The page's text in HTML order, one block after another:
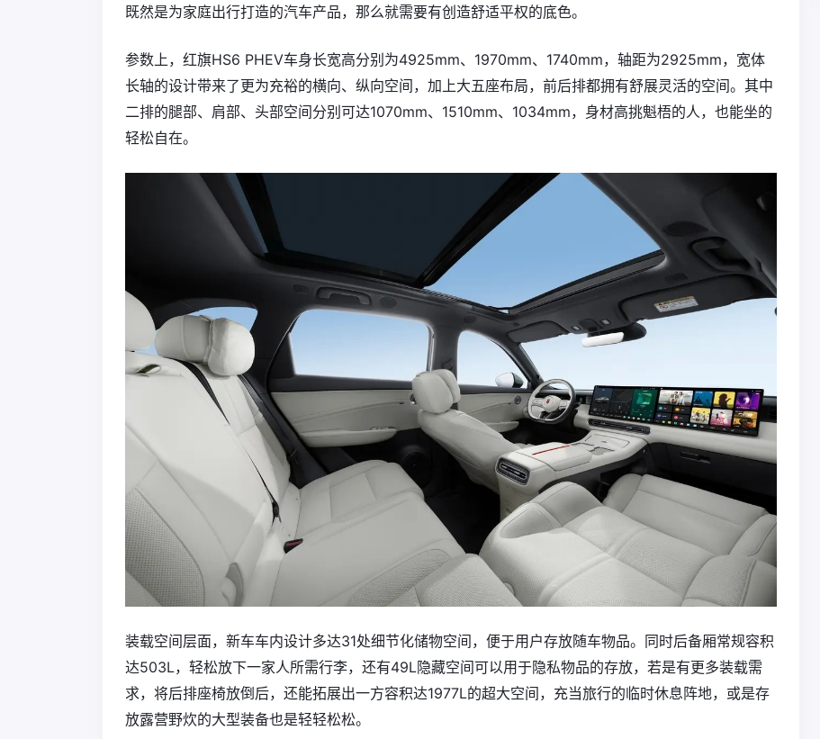
既然是为家庭出行打造的汽车产品，那么就需要有创造舒适平权的底色。
参数上，红旗HS6 PHEV车身长宽高分别为4925mm、1970mm、1740mm，轴距为2925mm，宽体
长轴的设计带来了更为充裕的横向、纵向空间，加上大五座布局，前后排都拥有舒展灵活的空间。其中
二排的腿部、肩部、头部空间分别可达1070mm、1510mm、1034mm，身材高挑魁梧的人，也能坐的
轻松自在。
装载空间层面，新车车内设计多达31处细节化储物空间，便于用户存放随车物品。同时后备厢常规容积
达503L，轻松放下一家人所需行李，还有49L隐藏空间可以用于隐私物品的存放，若是有更多装载需
求，将后排座椅放倒后，还能拓展出一方容积达1977L的超大空间，充当旅行的临时休息阵地，或是存
放露营野炊的大型装备也是轻轻松松。